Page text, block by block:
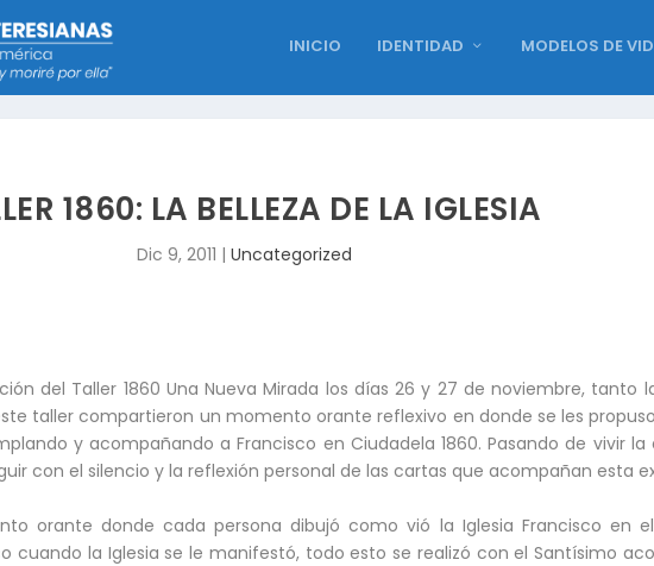
INICIO IDENTIDAD MODELOS DE
1860: LA BELLEZA DE LA IGLESIA
Dic 9, 2011 | Uncategorized
del Taller 1860 Una Nueva Mirada los días 26 y 27 de noviembre, tanto
taller compartieron un momento orante reflexivo en donde se les
y acompañando a Francisco en Ciudadela 1860. Pasando de vivir la
con el silencio y la reflexión personal de las cartas que acompañan esta
orante donde cada persona dibujó como vió la Iglesia Francisco en el
cuando la Iglesia se le manifestó, todo esto se realizó con el Santísimo